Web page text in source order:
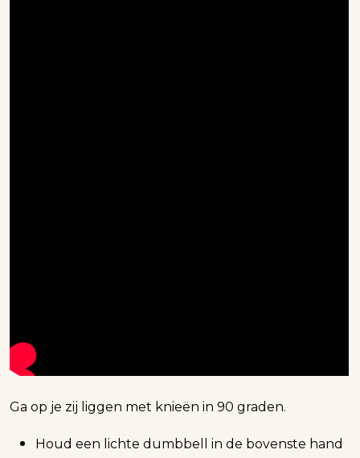
Ga op je zij liggen met knieën in 90 graden.
Houd een lichte dumbbell in de bovenste hand